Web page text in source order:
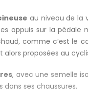
au niveau de la
appuis sur la
comme c’est le
alors proposées au
, avec une semelle
dans ses chaussures.